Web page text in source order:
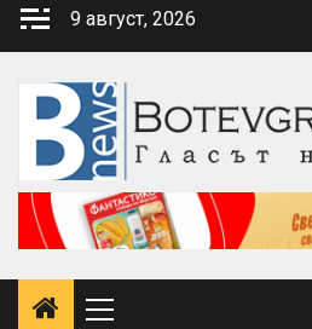
Skip
9 август, 2026
Primary